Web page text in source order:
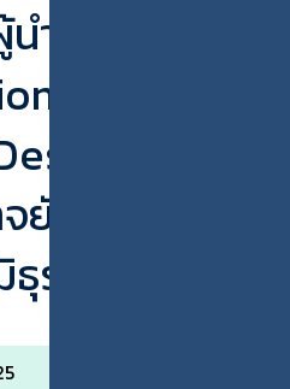
2025: กับ
Theater”
งไม่พอ
รกิจยุคใหม่